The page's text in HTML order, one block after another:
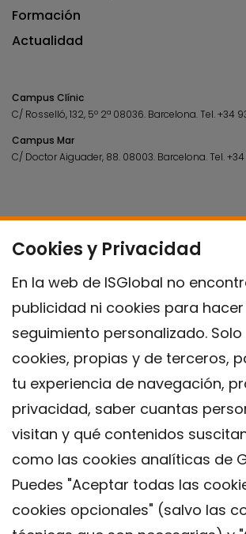
Cookies y Privacidad
En la web de ISGlobal no
publicidad ni cookies para hacer
seguimiento personalizado.
cookies, propias y de terceros,
tu experiencia de navegación,
privacidad, saber cuantas
visitan y qué contenidos
como las cookies analíticas de
Puedes "Aceptar todas las
cookies opcionales" (salvo las
Formación
Actualidad
Campus Clínic
C/ Rosselló, 132, 5º 2ª 08036. Barcelona.Tel.+34
Campus Mar
C/ Doctor Aiguader, 88. 08003. Barcelona.Tel.+34